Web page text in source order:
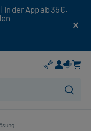
In der App ab 35€.